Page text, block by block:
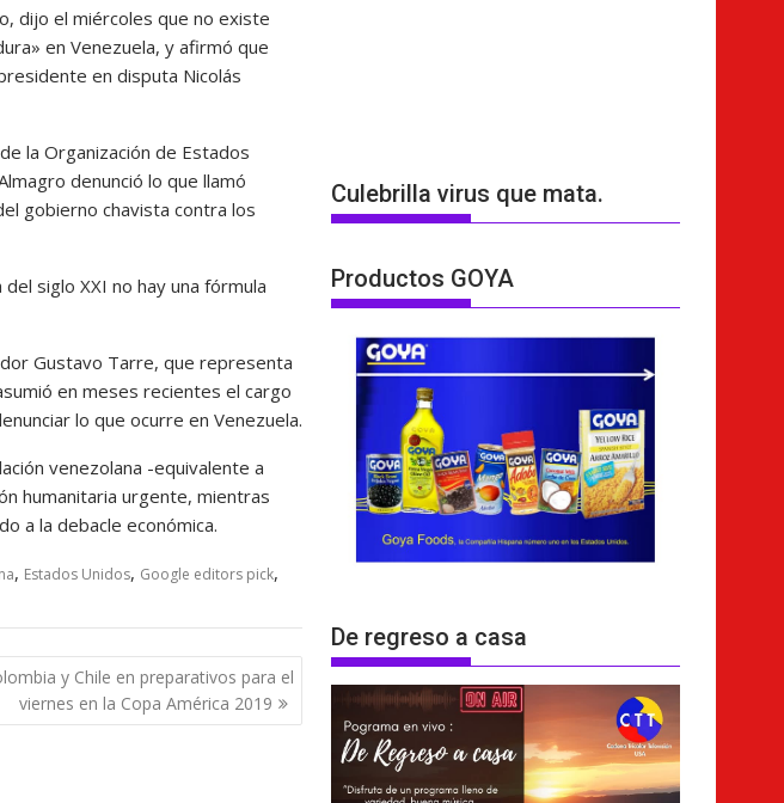
dijo el miércoles que no existe
en Venezuela, y afirmó que
en disputa Nicolás
la Organización de Estados
denunció lo que llamó
gobierno chavista contra los
siglo XXI no hay una fórmula
Gustavo Tarre, que representa
en meses recientes el cargo
lo que ocurre en Venezuela.
venezolana -equivalente a
humanitaria urgente, mientras
a la debacle económica.
, Estados Unidos, Google editors pick,
y Chile en preparativos para el
viernes en la Copa América 2019
Culebrilla virus que mata.
Productos GOYA
De regreso a casa